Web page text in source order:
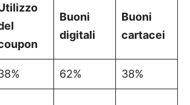
Buoni
digitali
Buoni
cartacei
62% 38%